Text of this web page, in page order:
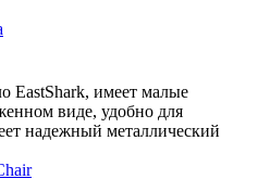
EastShark, имеет малые
виде, удобно для
надежный металлический